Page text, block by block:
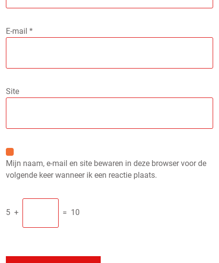
E-mail *
Site
Mijn naam, e-mail en site bewaren in deze browser voor de
volgende keer wanneer ik een reactie plaats.
5 + = 10